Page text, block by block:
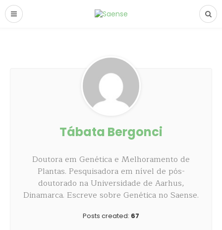
Tábata Bergonci
Doutora em Genética e Melhoramento de
Plantas. Pesquisadora em nível de pós-
doutorado na Universidade de Aarhus,
Dinamarca. Escreve sobre Genética no Saense.
Posts created: 67